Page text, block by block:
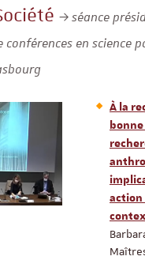
séance
en science
À la
action